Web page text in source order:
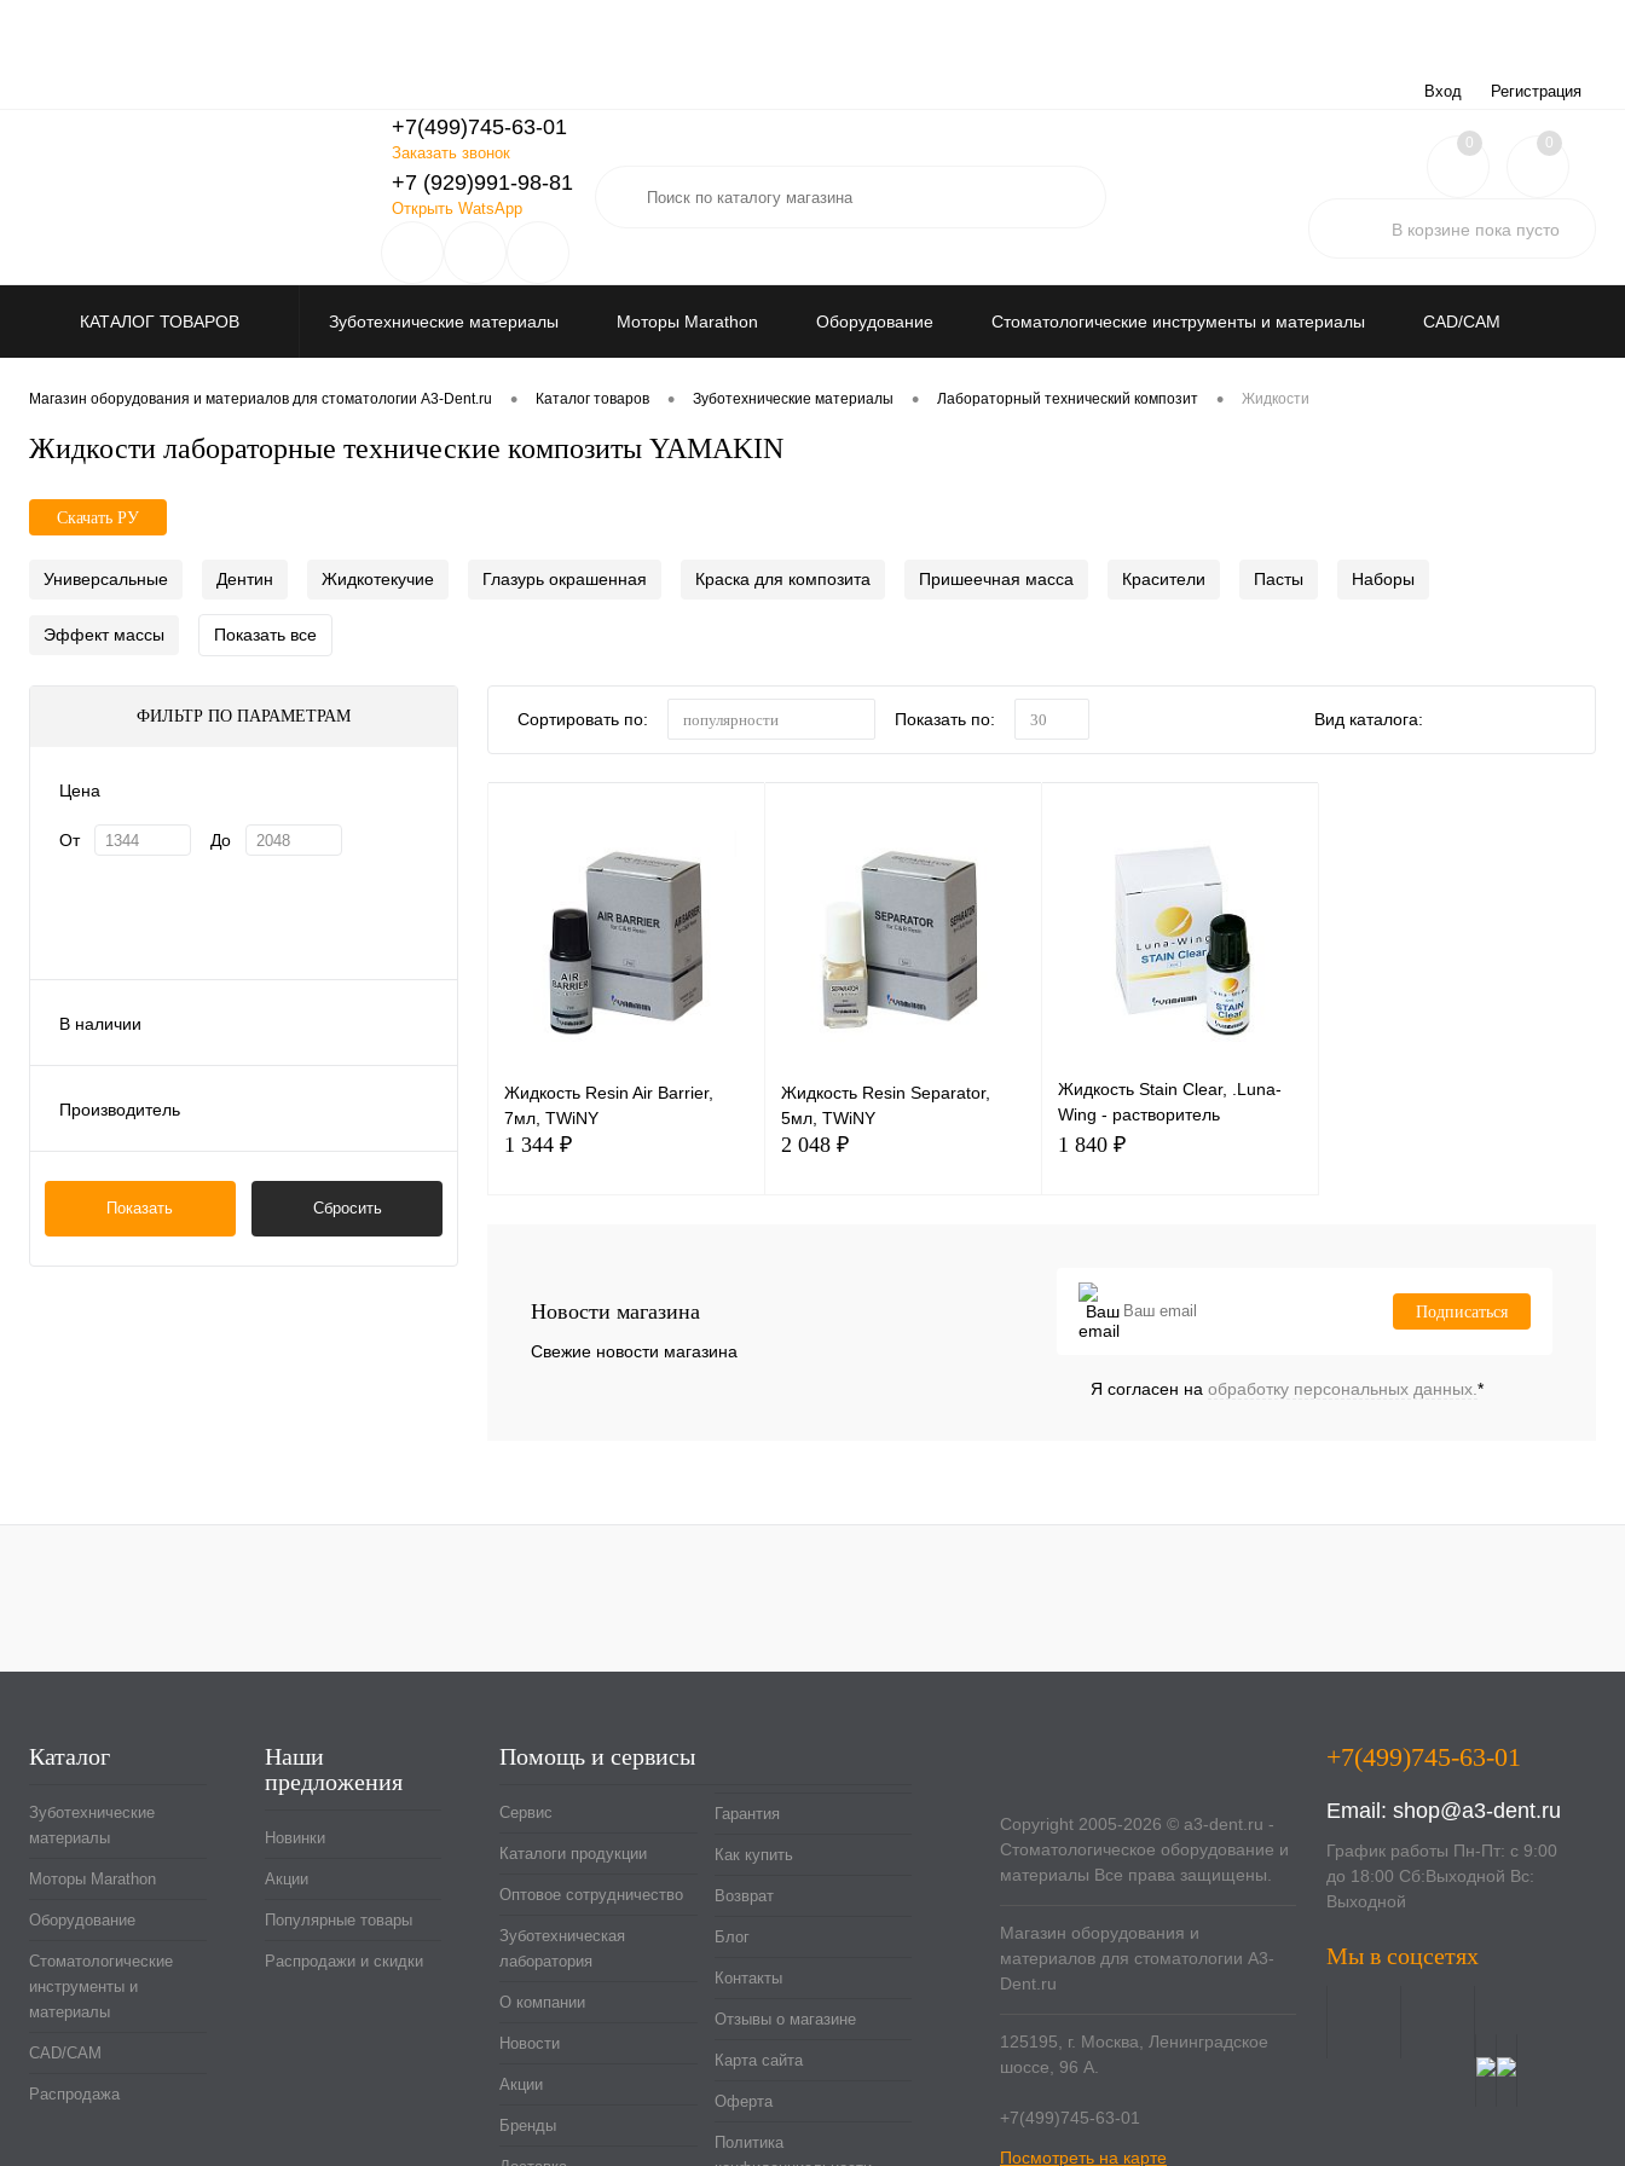
Вход Регистрация
+7(499)745-63-01
Заказать звонок
+7 (929)991-98-81
Открыть WatsApp
0 0
В корзине пока пусто
КАТАЛОГ ТОВАРОВ Зуботехнические материалы Моторы Marathon Оборудование Стоматологические инструменты и материалы CAD/CAM
Распродажа
Магазин оборудования и материалов для стоматологии A3-Dent.ru • Каталог товаров • Зуботехнические материалы • Лабораторный технический композит • Жидкости
Жидкости лабораторные технические композиты YAMAKIN
Скачать РУ
Универсальные Дентин Жидкотекучие Глазурь окрашенная Краска для композита Пришеечная масса Красители Пасты Наборы
Эффект массы Показать все
ФИЛЬТР ПО ПАРАМЕТРАМ
Цена
От До
В наличии
Производитель
Показать Сбросить
Сортировать по: популярности Показать по: 30 Вид каталога:
Жидкость Resin Air Barrier,
7мл, TWiNY
1 344 ₽
Жидкость Resin Separator,
5мл, TWiNY
2 048 ₽
Жидкость Stain Clear, .Luna-
Wing - растворитель
прозрачный, для красителей,
1 840 ₽
Новости магазина
Свежие новости магазина
Подписаться
Я согласен на обработку персональных данных. *
Каталог
Зуботехнические
материалы
Моторы Marathon
Оборудование
Стоматологические
инструменты и
материалы
CAD/CAM
Распродажа
Наши
предложения
Новинки
Акции
Популярные товары
Распродажи и скидки
Помощь и сервисы
Сервис
Каталоги продукции
Оптовое сотрудничество
Зуботехническая
лаборатория
О компании
Новости
Акции
Бренды
Гарантия
Как купить
Возврат
Блог
Контакты
Отзывы о магазине
Карта сайта
Оферта
Политика
Copyright 2005-2026 © a3-dent.ru -
Стоматологическое оборудование и
материалы Все права защищены.
Магазин оборудования и
материалов для стоматологии A3-
Dent.ru
125195, г. Москва, Ленинградское
шоссе, 96 А.
+7(499)745-63-01
Посмотреть на карте
+7(499)745-63-01
Email: shop@a3-dent.ru
График работы Пн-Пт: с 9:00
до 18:00 Сб:Выходной Вс:
Выходной
Мы в соцсетях